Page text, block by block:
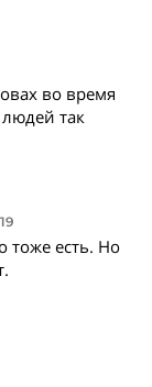
во время
так
тоже есть. Но